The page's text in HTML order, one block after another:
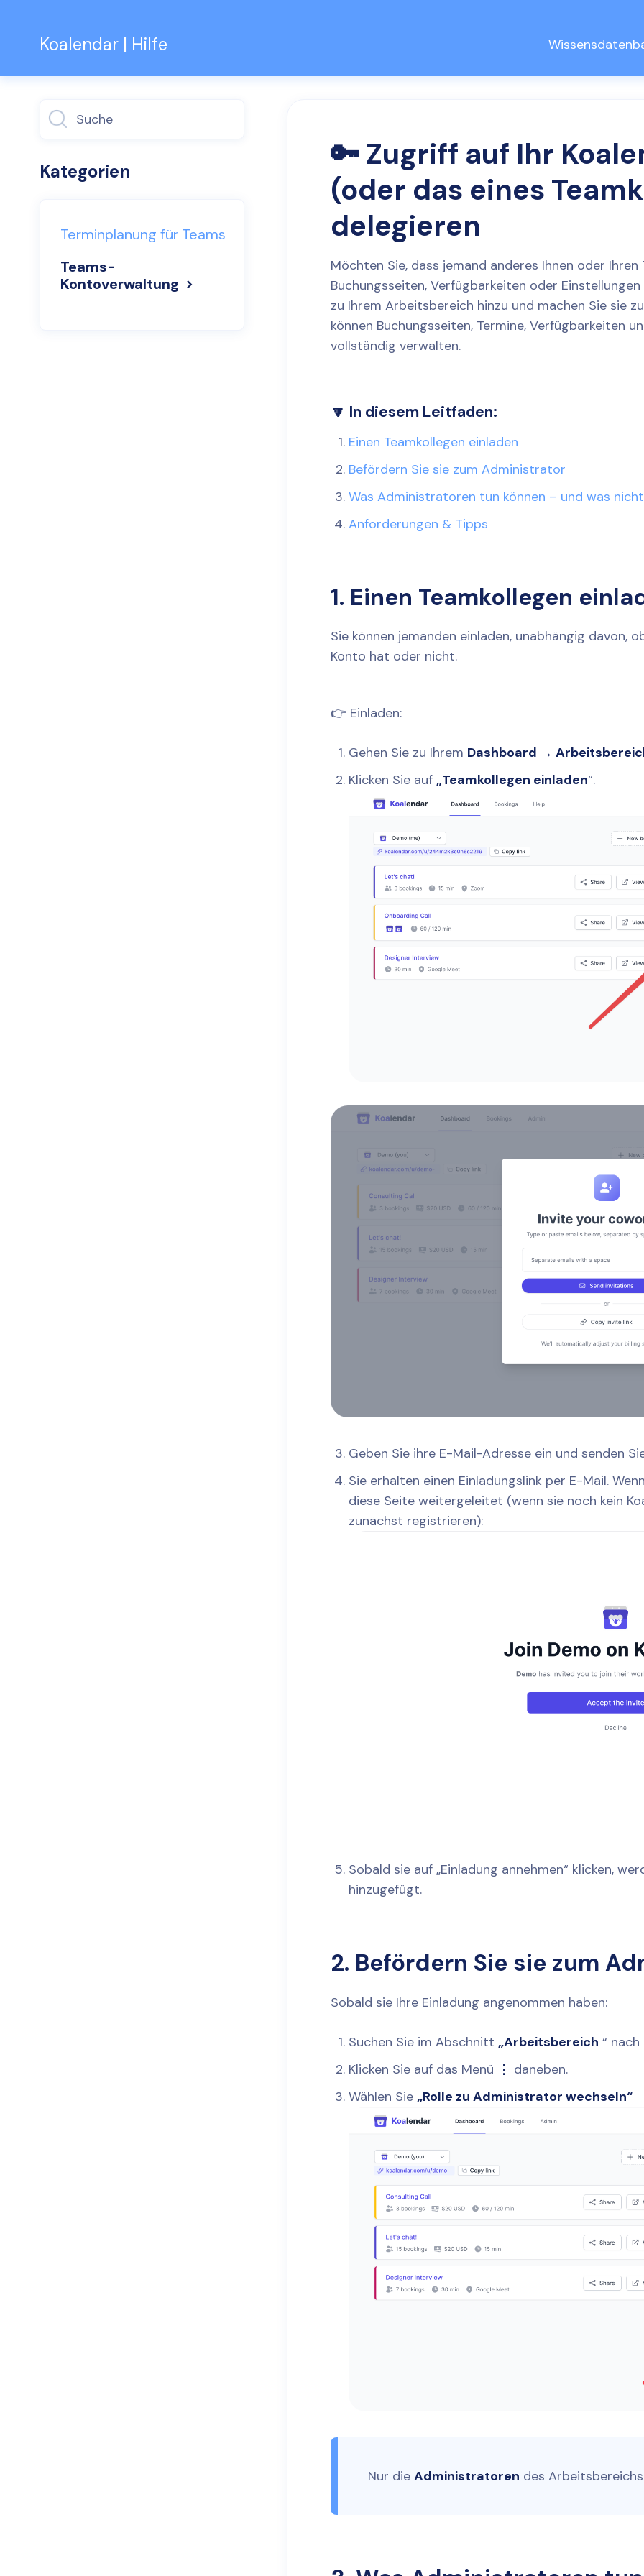
Koalendar | Hilfe
🔑 Zugriff auf Ihr
(oder das eines
delegieren
Möchten Sie, dass jemand anderes Ihnen oder
Buchungsseiten, Verfügbarkeiten oder
zu Ihrem Arbeitsbereich hinzu und machen Sie sie
können Buchungsseiten, Termine, Verfügbarkeiten
vollständig verwalten.
🔽 In diesem Leitfaden:
Einen Teamkollegen einladen
Befördern Sie sie zum Administrator
Was Administratoren tun können – und was nicht
Anforderungen & Tipps
1. Einen Teamkollegen
Sie können jemanden einladen, unabhängig davon,
Konto hat oder nicht.
👉 Einladen:
Gehen Sie zu Ihrem Dashboard →
Klicken Sie auf„Teamkollegen einladen“.
Geben Sie ihre E-Mail-Adresse ein und senden
Sie erhalten einen Einladungslink per E-Mail.
diese Seite weitergeleitet (wenn sie noch kein
zunächst registrieren):
Sobald sie auf „Einladung annehmen“ klicken,
hinzugefügt.
2. Befördern Sie sie zum
Sobald sie Ihre Einladung angenommen haben:
Suchen Sie im Abschnitt„Arbeitsbereich “
Klicken Sie auf das Menü ⋮ daneben.
Wählen Sie„Rolle zu Administrator wechseln“
Nur dieAdministratoren des
Kategorien
Terminplanung für Teams
Teams-
Kontoverwaltung